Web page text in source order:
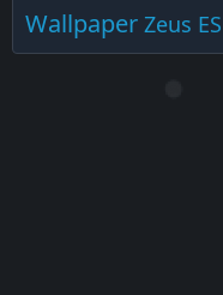
Wallpaper Zeus ES